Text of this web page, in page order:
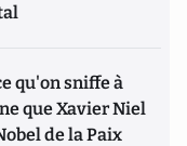
qu'on sniffe à
que Xavier Niel
de la Paix